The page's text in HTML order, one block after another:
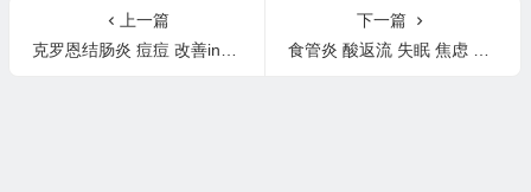
上一篇
克罗恩结肠炎 痘痘 改善ins分享
下一篇
食管炎 酸返流 失眠 焦虑 耳鸣 抑郁 结肠炎 卵巢囊肿 脱发改善ins